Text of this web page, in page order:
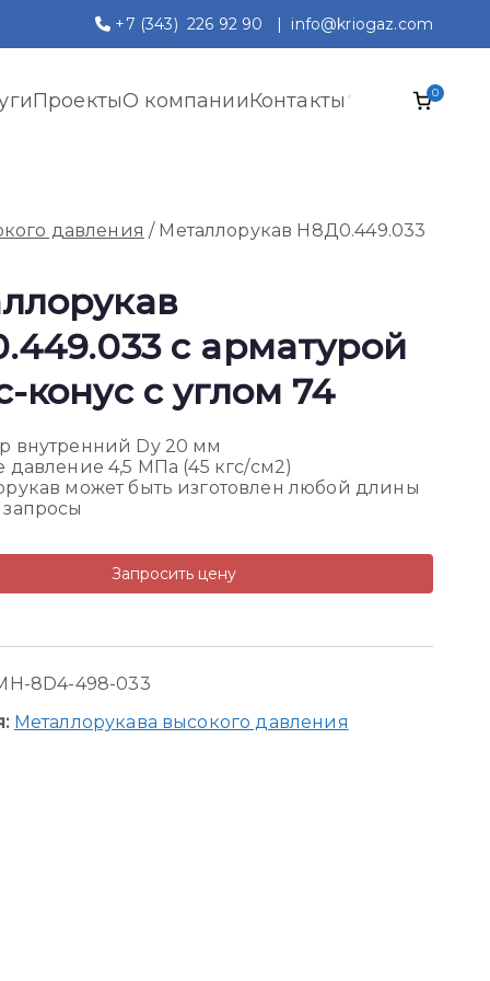
+7 (343) 226 92 90 | info@kriogaz.com
ПроектыО компанииКонтакты 0
давления / Металлорукав Н8Д0.449.033
с арматурой
конус с углом 74
внутренний Dy 20 мм
давление 4,5 МПа (45 кгс/см2)
может быть изготовлен любой длины
Запросить цену
8D4-498-033
Металлорукава высокого давления